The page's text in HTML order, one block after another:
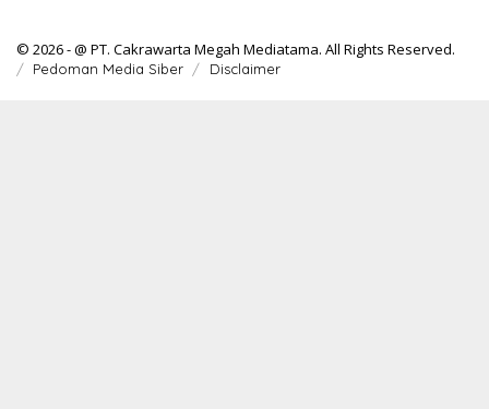
© 2026 - @ PT. Cakrawarta Megah Mediatama. All Rights Reserved.
Pedoman Media Siber Disclaimer